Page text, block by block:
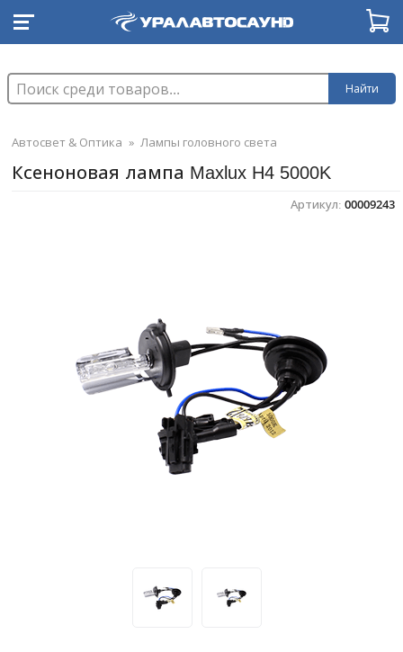
Найти
Автосвет & Оптика » Лампы головного света
Ксеноновая лампа Maxlux H4 5000K
Артикул: 00009243